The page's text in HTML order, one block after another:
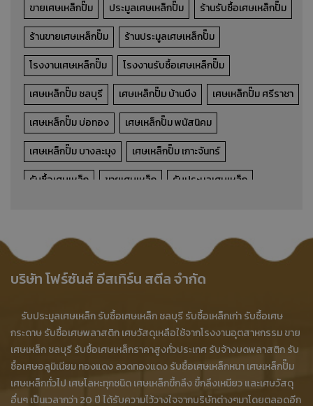
ขายเศษเหล็กปั๊ม
ประมูลเศษเหล็กปั๊ม
ร้านรับซื้อเศษเหล็กปั๊ม
ร้านขายเศษเหล็กปั๊ม
ร้านประมูลเศษเหล็กปั๊ม
โรงงานเศษเหล็กปั๊ม
โรงงานรับซื้อเศษเหล็กปั๊ม
เศษเหล็กปั๊ม ชลบุรี
เศษเหล็กปั๊ม บ้านบึง
เศษเหล็กปั๊ม ศรีราชา
เศษเหล็กปั๊ม บ่อทอง
เศษเหล็กปั๊ม พนัสนิคม
เศษเหล็กปั๊ม บางละมุง
เศษเหล็กปั๊ม เกาะจันทร์
รับซื้อเศษเหล็ก
ขายเศษเหล็ก
รับประมูลเศษเหล็ก
รับซื้อเศษเหล็ก ชลบุรี
ขายเศษเหล็ก ชลบุรี
ร้านรับซื้อเศษเหล็ก ชลบุรี
ซื้อเศษเหล็ก ชลบุรี
รับซื้อเศษทองเหลือง ราคาสูง
ขายเศษทองเหลือง
ประมูลเศษทองเหลือง
ร้านรับซื้อเศษทองเหลือง
ร้านขายเศษทองเหลือง
ร้านประมูลเศษทองเหลือง
บริษัท โฟร์ซันส์ อีสเทิร์น สตีล จำกัด
รับประมูลเศษเหล็ก รับซื้อเศษเหล็ก ชลบุรี รับซื้อเหล็กเก่า รับซื้อเศษ
กระดาษ รับซื้อเศษพลาสติก เศษวัสดุเหลือใช้จากโรงงานอุตสาหกรรม ขาย
เศษเหล็ก ชลบุรี รับซื้อเศษเหล็กราคาสูงทั่วประเทศ รับจ้างบดพลาสติก รับ
ซื้อเศษอลูมิเนียม ทองแดง ลวดทองแดง รับซื้อเศษเหล็กหนา เศษเหล็กปั๊ม
เศษเหล็กทั่วไป เศษโลหะทุกชนิด เศษเหล็กขี้กลึง ขี้กลึงเหนียว และเศษวัสดุ
อื่นๆ เป็นเวลากว่า 20 ปี ได้รับความไว้วางใจจากบริษัทต่างๆมาโดยตลอดอีก